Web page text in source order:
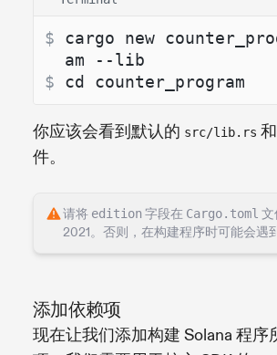
$ cargo new
am --lib
$ cd counter_program
你应该会看到默认的 src/lib.rs 和
件。
请将 edition 字段在 Cargo.toml 文
2021。否则，在构建程序时可能会遇
添加依赖项
现在让我们添加构建 Solana 程序